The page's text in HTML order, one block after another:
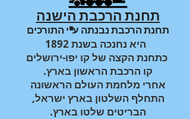
תחנת הרכבת הישנה
תחנת הרכבת נבנתה ע"י התורכים
היא נחנכה בשנת1892
כתחנת הקצה שלקו יפו-ירושלים
.קו הרכבת הראשון בארץ
אחרי מלחמת העולם הראשונה
,התחלף השלטון בארץ ישראל
.הבריטים שלטו בארץ